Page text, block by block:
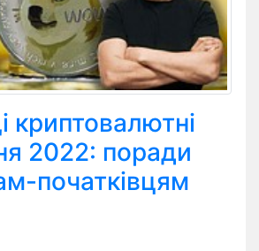
криптовалютні
2022: поради
початківцям